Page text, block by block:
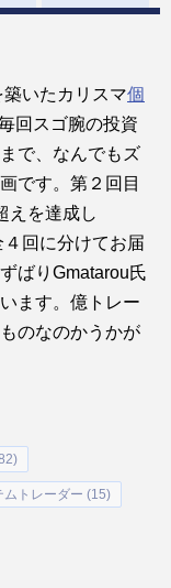
いたカリスマ個
回スゴ腕の投資
で、なんでもズ
です。第２回目
えを達成し
回に分けてお届
ばりGmatarou氏
ます。億トレー
のなのかうかが
ムトレーダー (15)